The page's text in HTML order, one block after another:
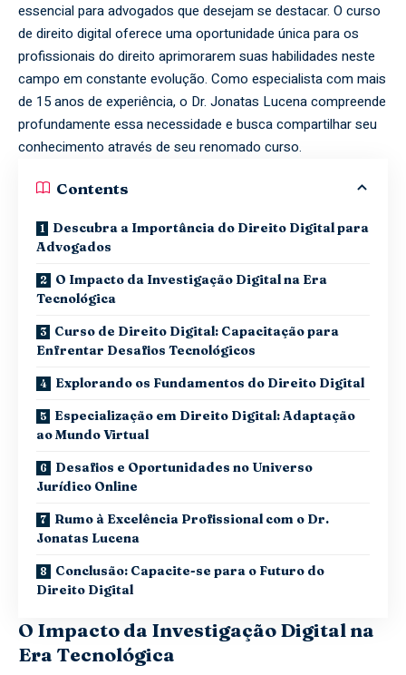
essencial para advogados que desejam se destacar. O curso
de direito digital oferece uma oportunidade única para os
profissionais do direito aprimorarem suas habilidades neste
campo em constante evolução. Como especialista com mais
de 15 anos de experiência, o Dr. Jonatas Lucena compreende
profundamente essa necessidade e busca compartilhar seu
conhecimento através de seu renomado curso.
Contents
Descubra a Importância do Direito Digital para
Advogados
O Impacto da Investigação Digital na Era
Tecnológica
Curso de Direito Digital: Capacitação para
Enfrentar Desafios Tecnológicos
Explorando os Fundamentos do Direito Digital
Especialização em Direito Digital: Adaptação
ao Mundo Virtual
Desafios e Oportunidades no Universo
Jurídico Online
Rumo à Excelência Profissional com o Dr.
Jonatas Lucena
Conclusão: Capacite-se para o Futuro do
Direito Digital
O Impacto da Investigação Digital na
Era Tecnológica